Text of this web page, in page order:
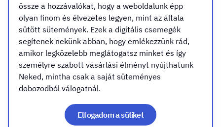
össze a hozzávalókat, hogy a weboldalunk épp
olyan finom és élvezetes legyen, mint az általa
sütött sütemények. Ezek a digitális csemegék
segítenek nekünk abban, hogy emlékezzünk rád,
amikor legközelebb meglátogatsz minket és így
személyre szabott vásárlási élményt nyújthatunk
Neked, mintha csak a saját süteményes
dobozodból válogatnál.
Elfogadom a sütiket